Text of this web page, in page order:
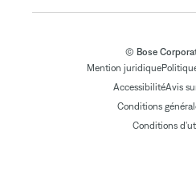
© Bose
Mention juridique
AccessibilitéAvis
Conditions
Conditions